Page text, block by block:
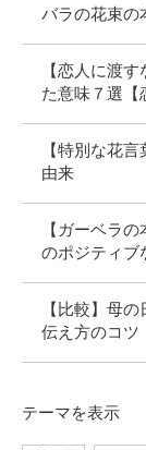
バラの花束の
【恋人に渡
た意味７選【
【特別な花
由来
【ガーベラ
のポジティブ
【比較】母
伝え方のコツ
テーマ を表示